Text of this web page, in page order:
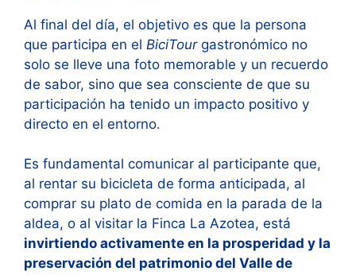
Al final del día, el objetivo es que la persona
que participa en el BiciTourgastronómico no
solo se lleve una foto memorable y un recuerdo
de sabor, sino que sea consciente de que su
participación ha tenido un impacto positivo y
directo en el entorno.
Es fundamental comunicar al participante que,
al rentar su bicicleta de forma anticipada, al
comprar su plato de comida en la parada de la
aldea, o al visitar la Finca La Azotea, está
invirtiendo activamente en la prosperidad y la
preservación del patrimonio del Valle de